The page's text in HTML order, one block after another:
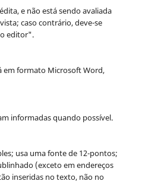
e não está sendo avaliada
caso contrário, deve-se
editor".
em formato Microsoft Word,
informadas quando possível.
usa uma fonte de 12-pontos;
(exceto em endereços
inseridas no texto, não no